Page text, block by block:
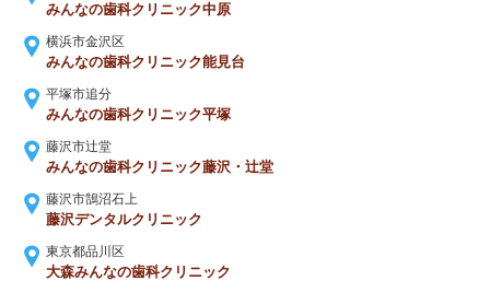
みんなの歯科クリニック中原
横浜市金沢区
みんなの歯科クリニック能見台
平塚市追分
みんなの歯科クリニック平塚
藤沢市辻堂
みんなの歯科クリニック藤沢・辻堂
藤沢市鵠沼石上
藤沢デンタルクリニック
東京都品川区
大森みんなの歯科クリニック